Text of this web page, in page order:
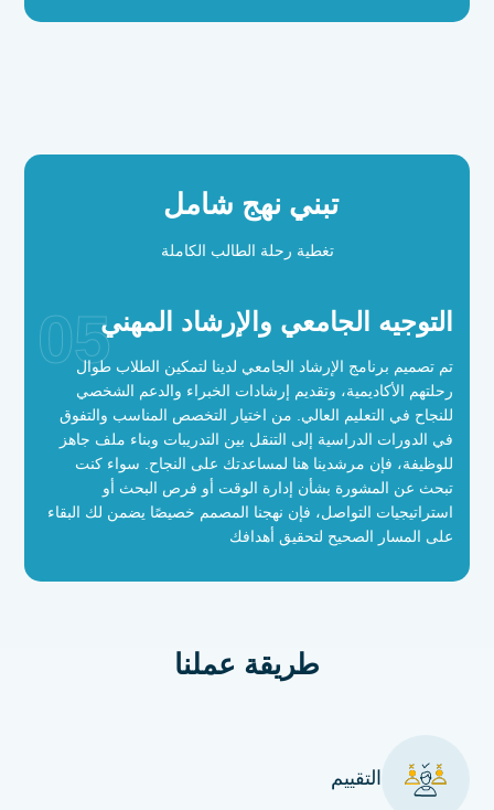
تبني نهج شامل
تغطية رحلة الطالب الكاملة
التوجيه الجامعي والإرشاد المهني05تم تصميم برنامج الإرشاد الجامعي لدينا لتمكين الطلاب طوال
رحلتهم الأكاديمية، وتقديم إرشادات الخبراء والدعم الشخصي
للنجاح في التعليم العالي. من اختيار التخصص المناسب والتفوق
في الدورات الدراسية إلى التنقل بين التدريبات وبناء ملف جاهز
للوظيفة، فإن مرشدينا هنا لمساعدتك على النجاح. سواء كنت
تبحث عن المشورة بشأن إدارة الوقت أو فرص البحث أو
استراتيجيات التواصل، فإن نهجنا المصمم خصيصًا يضمن لك البقاء
على المسار الصحيح لتحقيق أهدافك
طريقة عملنا
التقييم